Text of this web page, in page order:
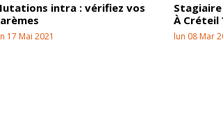
intra : vérifiez vos
17 Mai 2021
À Créteil
lun 08 Mar